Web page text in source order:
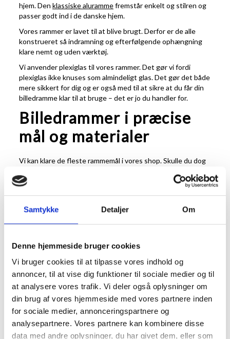
Samtykke Detaljer Om
Denne hjemmeside bruger cookies
Vi bruger cookies til at tilpasse vores indhold og
annoncer, til at vise dig funktioner til sociale medier og til
at analysere vores trafik. Vi deler også oplysninger om
din brug af vores hjemmeside med vores partnere inden
for sociale medier, annonceringspartnere og
analysepartnere. Vores partnere kan kombinere disse
data med andre oplysninger, du har givet dem, eller som
hjem. Den klassiske alurammefremstår enkelt og stilren og
passer godt ind i de danske hjem.
Vores rammer er lavet til at blive brugt. Derfor er de alle
konstrueret så indramning og efterfølgende ophængning
klare nemt og uden værktøj.
Vi anvender plexiglas til vores rammer. Det gør vi fordi
plexiglas ikke knuses som almindeligt glas. Det gør det både
mere sikkert for dig og er også med til at sikre at du får din
billedramme klar til at bruge – det er jo du handler for.
Billedrammer i præcise
mål og materialer
Vi kan klare de fleste rammemål i vores shop. Skulle du dog
løse det ved at få lavet en ramme i specialmål eller brugeet
Rammer i specialmål laves på vores danske værksted og
passer således perfekt til netop dit behov.
specialmålkan laves af at væld af forskellige typer af profiler
Et passepartout er en måde at tilpasse dit motiv til en
bestemt størrelse billedramme. Et passepartout er skåret i
kraftig, syrefast, karton og giver ikke alene for at tilpasse
dine billedmål til en bestemt størrelse ramme, men
fremhæver også motivet på flotteste vis. Et passepartout
er skåret i vinkel, så det skaber en naturlig ramme om
motivet.
Vi kan også levere billedrammer med refleksfri og UV